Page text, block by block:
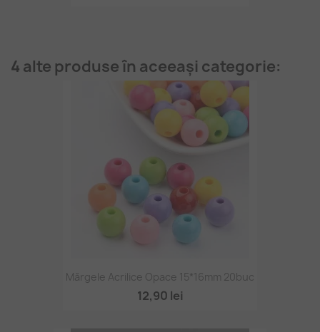
4 alte produse în aceeași categorie:
Mărgele Acrilice Opace 15*16mm 20buc
12,90 lei